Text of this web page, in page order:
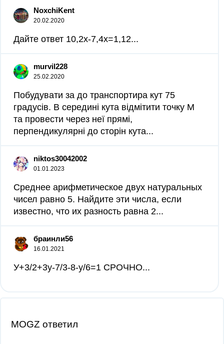
NoxchiKent
20.02.2020
Дайте ответ 10,2x-7,4x=1,12...
murvil228
25.02.2020
Побудувати за до транспортира кут 75
градусів. В середині кута відмітити точку M
та провести через неї прямі,
перпендикулярні до сторін кута​...
niktos30042002
01.01.2023
Среднее арифметическое двух натуральных
чисел равно 5. Найдите эти числа, если
известно, что их разность равна 2...
браинли56
16.01.2021
У+3/2+3y-7/3-8-y/6=1 CРОЧНО...
MOGZ ответил